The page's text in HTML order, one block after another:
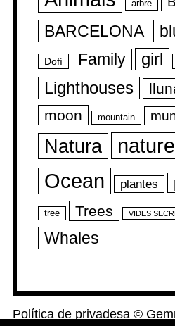
arbre
BARCELONA
Dofí Family girl
Lighthouses
moon
mountain
Natura nature
Ocean plantes
tree Trees VIDES
Whales
Política de privadesa ©